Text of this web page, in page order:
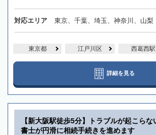
対応エリア 東京、千葉、埼玉、神奈川、山梨
東京都 江戸川区 西葛西駅
詳細を見る
【新大阪駅徒歩5分】トラブルが起こら
書士が円滑に相続手続きを進めます